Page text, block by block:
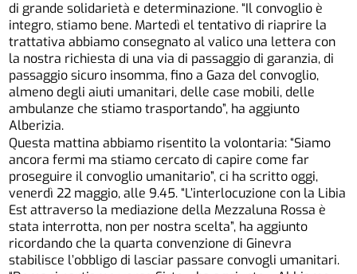
di grande solidarietà e determinazione. “Il convoglio è
integro, stiamo bene. Martedì el tentativo di riaprire la
trattativa abbiamo consegnato al valico una lettera con
la nostra richiesta di una via di passaggio di garanzia, di
passaggio sicuro insomma, fino a Gaza del convoglio,
almeno degli aiuti umanitari, delle case mobili, delle
ambulanze che stiamo trasportando”, ha aggiunto
Alberizia.
Questa mattina abbiamo risentito la volontaria: “Siamo
ancora fermi ma stiamo cercato di capire come far
proseguire il convoglio umanitario”, ci ha scritto oggi,
venerdì 22 maggio, alle 9.45. “L’interlocuzione con la Libia
Est attraverso la mediazione della Mezzaluna Rossa è
stata interrotta, non per nostra scelta”, ha aggiunto
ricordando che la quarta convenzione di Ginevra
stabilisce l’obbligo di lasciar passare convogli umanitari.